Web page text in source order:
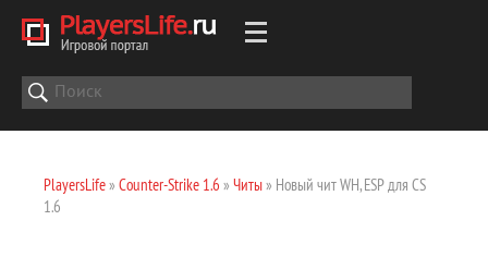
PlayersLife» Counter-Strike 1.6 » Читы» Новый чит WH, ESP для CS
1.6